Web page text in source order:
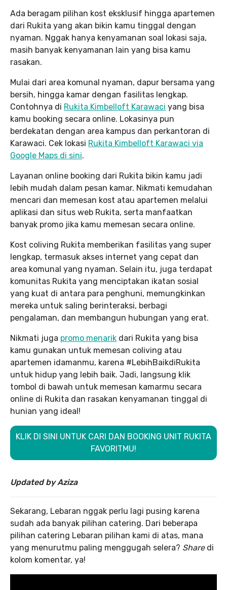
Ada beragam pilihan kost eksklusif hingga apartemen
dari Rukita yang akan bikin kamu tinggal dengan
nyaman. Nggak hanya kenyamanan soal lokasi saja,
masih banyak kenyamanan lain yang bisa kamu
rasakan.
Mulai dari area komunal nyaman, dapur bersama yang
bersih, hingga kamar dengan fasilitas lengkap.
Contohnya di Rukita Kimbelloft Karawaci yang bisa
kamu booking secara online. Lokasinya pun
berdekatan dengan area kampus dan perkantoran di
Karawaci. Cek lokasi Rukita Kimbelloft Karawaci via
Google Maps di sini.
Layanan online booking dari Rukita bikin kamu jadi
lebih mudah dalam pesan kamar. Nikmati kemudahan
mencari dan memesan kost atau apartemen melalui
aplikasi dan situs web Rukita, serta manfaatkan
banyak promo jika kamu memesan secara online.
Kost coliving Rukita memberikan fasilitas yang super
lengkap, termasuk akses internet yang cepat dan
area komunal yang nyaman. Selain itu, juga terdapat
komunitas Rukita yang menciptakan ikatan sosial
yang kuat di antara para penghuni, memungkinkan
mereka untuk saling berinteraksi, berbagi
pengalaman, dan membangun hubungan yang erat.
Nikmati juga promo menarik dari Rukita yang bisa
kamu gunakan untuk memesan coliving atau
apartemen idamanmu, karena #LebihBaikdiRukita
untuk hidup yang lebih baik. Jadi, langsung klik
tombol di bawah untuk memesan kamarmu secara
online di Rukita dan rasakan kenyamanan tinggal di
hunian yang ideal!
KLIK DI SINI UNTUK CARI DAN BOOKING UNIT RUKITA
FAVORITMU!
Updated by Aziza
Sekarang, Lebaran nggak perlu lagi pusing karena
sudah ada banyak pilihan catering. Dari beberapa
pilihan catering Lebaran pilihan kami di atas, mana
yang menurutmu paling menggugah selera? Share di
kolom komentar, ya!